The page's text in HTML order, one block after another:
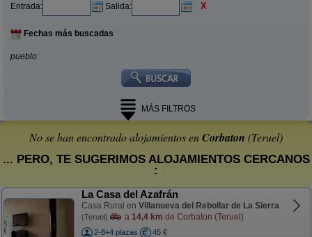
Entrada: Salida: X
Fechas más buscadas
pueblo:
MÁS FILTROS
No se han encontrado alojamientos enCorbaton (Teruel)
... PERO, TE SUGERIMOS ALOJAMIENTOS CERCANOS
:
La Casa del Azafrán
Casa Rural en Villanueva del Rebollar de La Sierra
(Teruel) a 14,4 km de Corbaton (Teruel)
2-8+4 plazas
45 €